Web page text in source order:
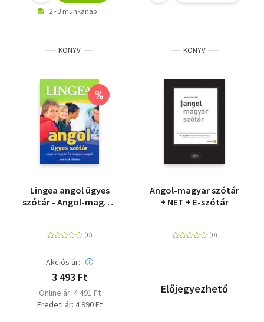
2 - 3 munkanap
KÖNYV
%
Lingea angol ügyes
szótár - Angol-magyar
Akciós ár:
3 493 Ft
Online ár: 4 491 Ft
Eredeti ár: 4 990 Ft
KÖNYV
Angol-magyar szótár
+ NET + E-szótár
Előjegyezhető